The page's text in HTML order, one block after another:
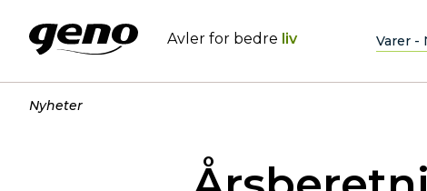
Avler for bedre liv Varer -
Nyheter